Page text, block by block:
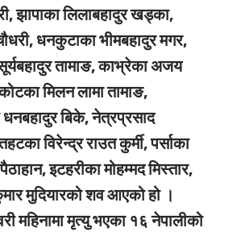
झापाका लिलाबहादुर खड्का,
धनकुटाका भीमबहादुर मगर,
तामाङ, काभ्रेका अजय
मिलन लामा तामाङ,
बिके, नेत्रप्रसाद
विरेन्द्र राउत कुर्मी, पर्साका
इटहरीका मोहम्मद मिस्तार,
मुदियारको शव आएको हो ।
महिनामा मृत्यु भएका १६ नेपालीको